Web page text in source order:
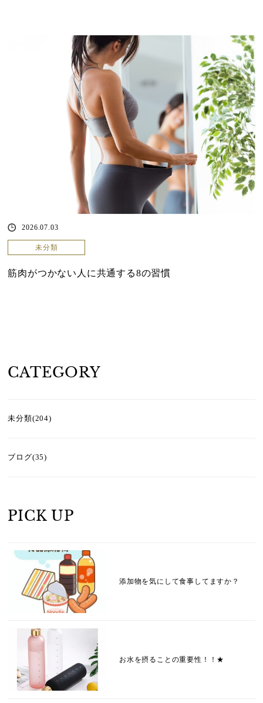
2026.07.03
未分類
筋肉がつかない人に共通する8の習慣
CATEGORY
未分類(204)
ブログ(35)
PICK UP
添加物を気にして食事してますか？
お水を摂ることの重要性！！★